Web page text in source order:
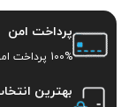
پرداخت امن
100% پرداخت امن
بهترین